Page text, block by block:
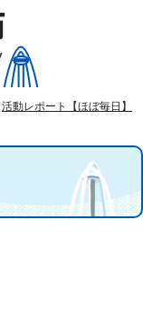
活動レポート【ほぼ毎日】